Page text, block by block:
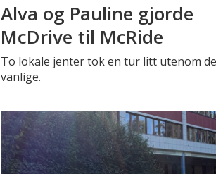
Alva og Pauline gjorde
McDrive til McRide
To lokale jenter tok en tur litt utenom
vanlige.